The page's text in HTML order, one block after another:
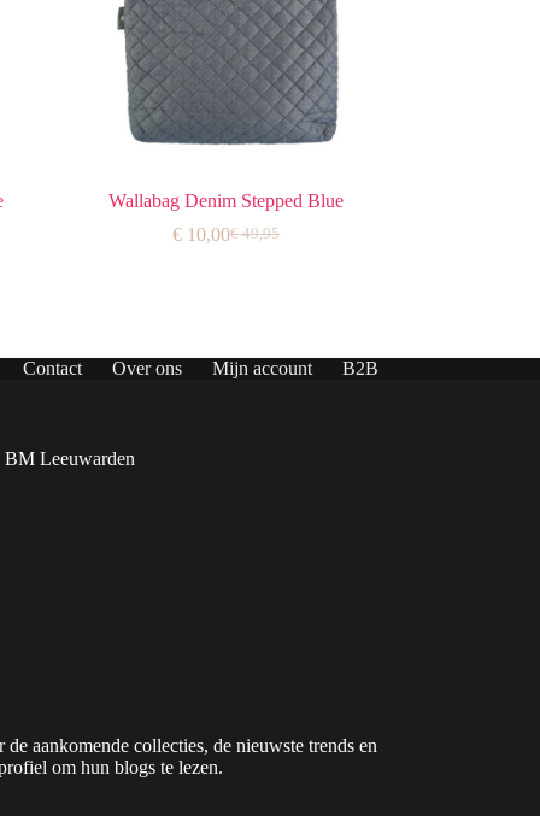
Wallabag Denim Stepped Blue
€49,95
Oorspronkelijke
€ 10,00Huidige
Contact Over ons Mijn account B2B
Leeuwarden
aankomende collecties, de nieuwste trends en
om hun blogs te lezen.